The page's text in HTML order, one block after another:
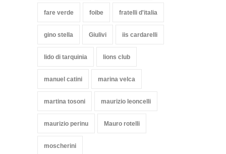
fare verde foibe fratelli d'italia
gino stella Giulivi iis cardarelli
lido di tarquinia lions club
manuel catini marina velca
martina tosoni maurizio leoncelli
maurizio perinu Mauro rotelli
moscherini